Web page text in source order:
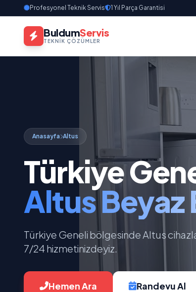
Profesyonel Teknik Servis 1 Yıl Parça Garantisi
BuldumServis
TEKNIK ÇÖZÜMLER
Anasayfa Altus
Türkiye
Altus Beyaz
Türkiye Geneli bölgesinde Altus
7/24 hizmetinizdeyiz.
Hemen Ara Randevu Al